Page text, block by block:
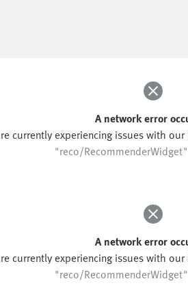
A network error
currently experiencing issues with
"reco/
A network error
currently experiencing issues with
"reco/